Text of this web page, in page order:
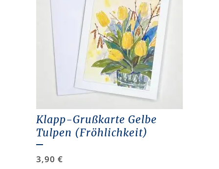
Klapp-Grußkarte Gelbe
Tulpen (Fröhlichkeit)
3,90 €